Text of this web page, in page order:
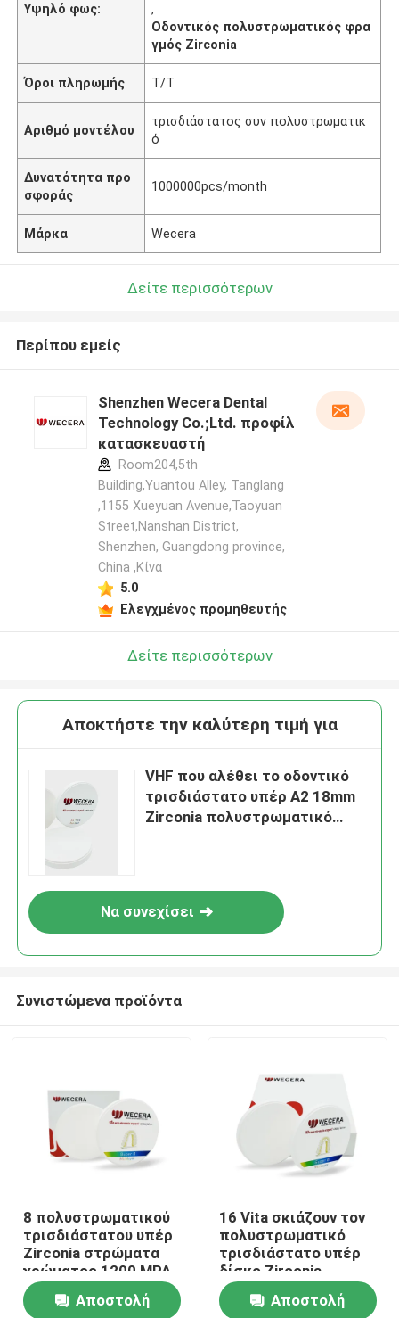
Προϊόντα
Βίντεο
Υψηλό φως:
,
Οδοντικός πολυστρωματικός φρα
γμός Zirconia
Όροι πληρωμής T/T
Αριθμό μοντέλου
τρισδιάστατος συν πολυστρωματικ
ό
Δυνατότητα προ
σφοράς
1000000pcs/month
Μάρκα Wecera
Δείτε περισσότερων
Περίπου εμείς
Shenzhen Wecera Dental
Technology Co.;Ltd. προφίλ
κατασκευαστή
Room204,5th
Building,Yuantou Alley, Tanglang
,1155 Xueyuan Avenue,Taoyuan
Street,Nanshan District,
Shenzhen, Guangdong province,
China ,Κίνα
5.0
Ελεγχμένος προμηθευτής
Δείτε περισσότερων
Αποκτήστε την καλύτερη τιμή για
VHF που αλέθει το οδοντικό
τρισδιάστατο υπέρ A2 18mm
Zirconia πολυστρωματικό
Να συνεχίσει
Συνιστώμενα προϊόντα
8 πολυστρωματικού
τρισδιάστατου υπέρ
Zirconia στρώματα
χρώματος 1200 MPA
D98*18mm φραγμών
B1 B2 B3Αποστολή
16 Vita σκιάζουν τον
πολυστρωματικό
τρισδιάστατο υπέρ
δίσκο Zirconia
οδοντικό για το
προηγούμενο οπίσθιο
Αποστολή